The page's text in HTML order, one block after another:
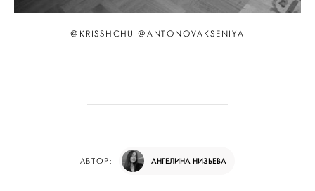
@KRISSHCHU @ANTONOVAKSENIYA
АВТОР: АНГЕЛИНА НИЗЬЕВА